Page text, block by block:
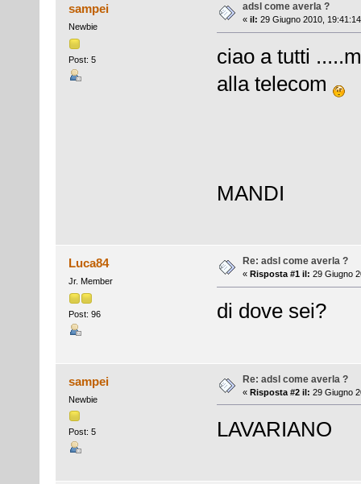
sampei
Newbie
Post: 5
adsl come averla ?
« il: 29 Giugno 2010,
ciao a tutti
alla telecom
MANDI
Luca84
Jr. Member
Post: 96
Re: adsl come averla ?
« Risposta #1 il: 29 Giugno
di dove sei?
sampei
Newbie
Post: 5
Re: adsl come averla ?
« Risposta #2 il: 29 Giugno
LAVARIANO